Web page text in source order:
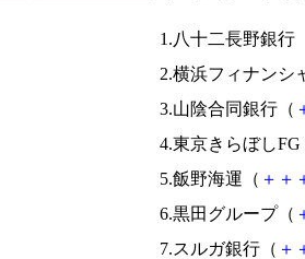
1.八十二長野銀行
2.横浜フィナンシ
3.山陰合同銀行（
4.東京きらぼしFG
5.飯野海運（ ＋ ＋
6.黒田グループ（
7.スルガ銀行（ ＋